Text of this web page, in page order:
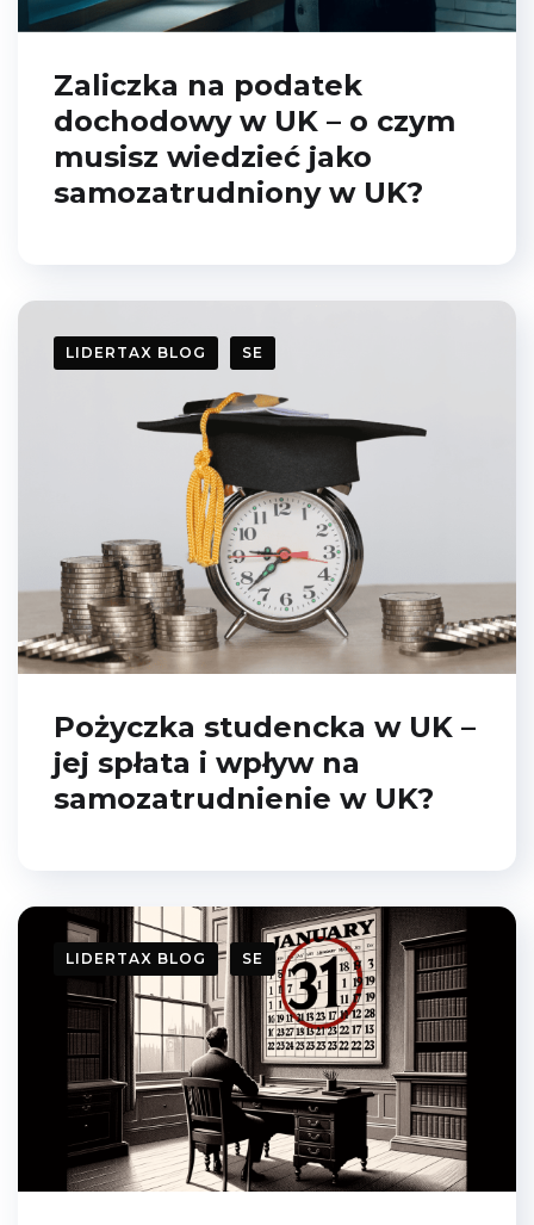
Zaliczka na podatek
dochodowy w UK – o czym
musisz wiedzieć jako
samozatrudniony w UK?
LIDERTAX BLOG SE
Pożyczka studencka w UK –
jej spłata i wpływ na
samozatrudnienie w UK?
LIDERTAX BLOG SE